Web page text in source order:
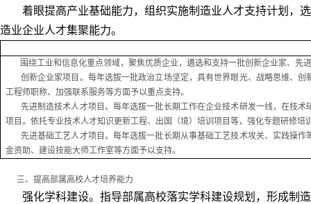
着眼提高产业基础能力，组织实施制造业人才支持计划，
造业企业人才集聚能力。
围绕工业和信息化重点领域，聚焦优质企业，遴选和支持一批创新企业家、先
创新企业家项目。每年选拔一批政治立场坚定，具有世界眼光、战略思维、创
工程师职称、加强联系服务等方面予以重点支持。
先进制造技术人才项目。每年选拔一批长期工作在企业技术研发一线，在技术
项目。依托专业技术人才知识更新工程、出国（境）培训项目等，强化专题研修培
先进基础工艺人才项目。每年选拔一批长期从事基础工艺技术攻关、实践操作
金资助、建设技能大师工作室等方面予以支持。
三、提高部属高校人才培养能力
强化学科建设。指导部属高校落实学科建设规划，形成制